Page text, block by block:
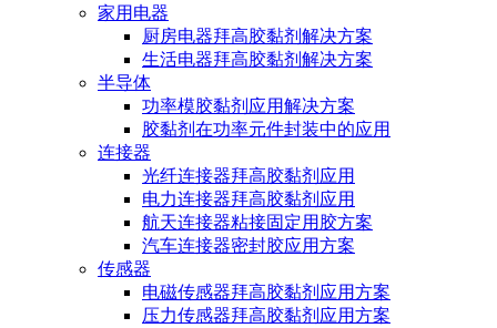
家用电器
厨房电器拜高胶黏剂解决方案
生活电器拜高胶黏剂解决方案
半导体
功率模胶黏剂应用解决方案
胶黏剂在功率元件封装中的应用
连接器
光纤连接器拜高胶黏剂应用
电力连接器拜高胶黏剂应用
航天连接器粘接固定用胶方案
汽车连接器密封胶应用方案
传感器
电磁传感器拜高胶黏剂应用方案
压力传感器拜高胶黏剂应用方案